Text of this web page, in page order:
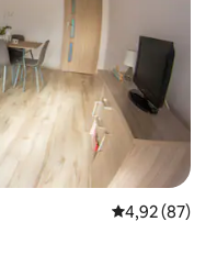
4,92 de uma
4,92 (87)